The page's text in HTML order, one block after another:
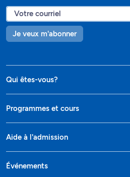
Je veux m'abonner
Qui êtes-vous?
Programmes et cours
Aide à l'admission
Événements